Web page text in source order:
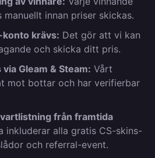
innan priser skickas.
krävs: Det gör att vi kan
och skicka ditt pris.
Gleam & Steam: Vårt
mot bottar och har verifierbar
från framtida
inkluderar alla gratis CS-skins-
och referral-event.